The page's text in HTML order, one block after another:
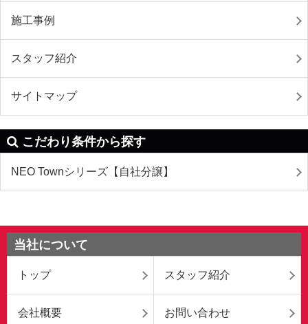
施工事例
スタッフ紹介
サイトマップ
こだわり条件から探す
NEO Townシリーズ【自社分譲】
当社について
トップ スタッフ紹介
会社概要 お問い合わせ